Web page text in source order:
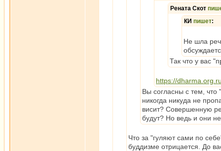
Рената Скот
КИ пишет:
Не шла
Так что у вас
https://
Вы согласны с тем, что
никогда никуда не
висит? Совершенную
будут? Но ведь и они
Что за "гуляют сами по
буддизме отрицается. До